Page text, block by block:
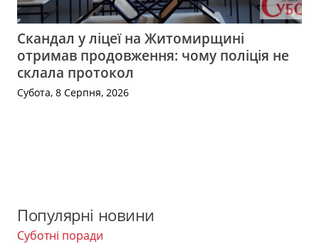
Скандал у ліцеї на Житомирщині
отримав продовження: чому поліція не
склала протокол
Субота, 8 Серпня, 2026
Популярні новини
Суботні поради